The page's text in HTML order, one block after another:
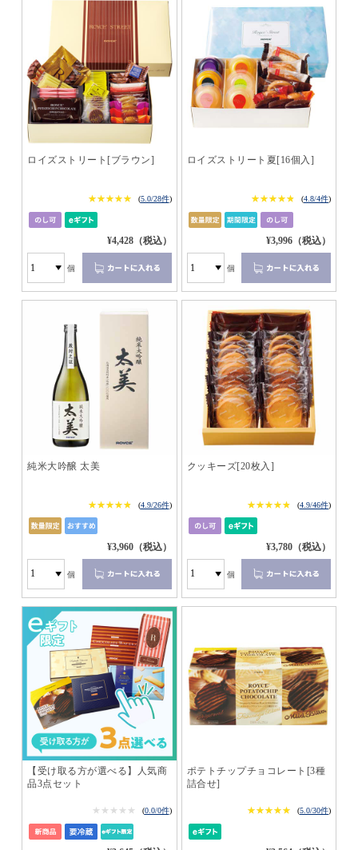
ロイズストリート[ブラウン]
★★★★★
★★★★★ (5.0/28件)
¥4,428（税込）
個
ロイズストリート夏[16個入]
★★★★★
★★★★★ (4.8/4件)
¥3,996（税込）
個
純米大吟醸 太美
★★★★★
★★★★★ (4.9/26件)
¥3,960（税込）
個
クッキーズ[20枚入]
★★★★★
★★★★★ (4.9/46件)
¥3,780（税込）
個
【受け取る方が選べる】人気商
品3点セット
★★★★★
★★★★★ (0.0/0件)
ポテトチップチョコレート[3種
詰合せ]
★★★★★
★★★★★ (5.0/30件)